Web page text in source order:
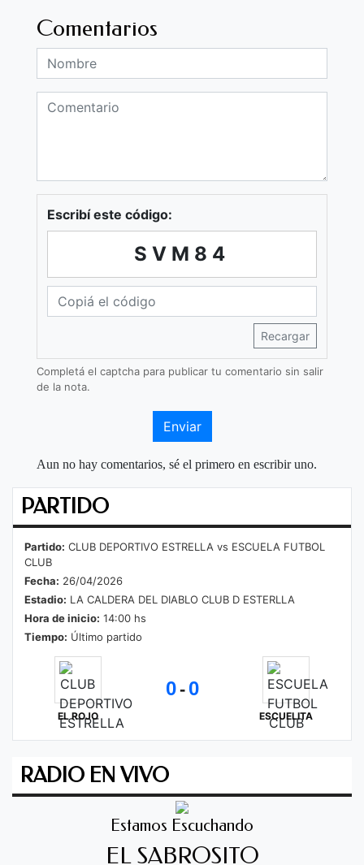
Comentarios
Escribí este código:
SVM84
Recargar
Completá el captcha para publicar tu comentario sin salir
de la nota.
Enviar
Aun no hay comentarios, sé el primero en escribir uno.
PARTIDO
Partido: CLUB DEPORTIVO ESTRELLA vs ESCUELA FUTBOL
CLUB
Fecha: 26/04/2026
Estadio: LA CALDERA DEL DIABLO CLUB D ESTERLLA
Hora de inicio: 14:00 hs
Tiempo: Último partido
EL ROJO
0- 0
ESCUELITA
RADIO EN VIVO
Estamos Escuchando
EL SABROSITO